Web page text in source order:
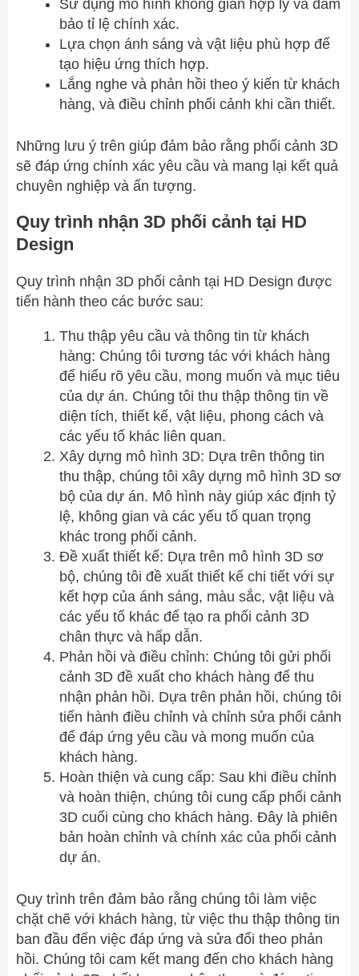
Sử dụng mô hình không gian hợp lý và đảm
bảo tỉ lệ chính xác.
Lựa chọn ánh sáng và vật liệu phù hợp để
tạo hiệu ứng thích hợp.
Lắng nghe và phản hồi theo ý kiến từ khách
hàng, và điều chỉnh phối cảnh khi cần thiết.
Những lưu ý trên giúp đảm bảo rằng phối cảnh 3D
sẽ đáp ứng chính xác yêu cầu và mang lại kết quả
chuyên nghiệp và ấn tượng.
Quy trình nhận 3D phối cảnh tại HD
Design
Quy trình nhận 3D phối cảnh tại HD Design được
tiến hành theo các bước sau:
Thu thập yêu cầu và thông tin từ khách
hàng: Chúng tôi tương tác với khách hàng
để hiểu rõ yêu cầu, mong muốn và mục tiêu
của dự án. Chúng tôi thu thập thông tin về
diện tích, thiết kế, vật liệu, phong cách và
các yếu tố khác liên quan.
Xây dựng mô hình 3D: Dựa trên thông tin
thu thập, chúng tôi xây dựng mô hình 3D sơ
bộ của dự án. Mô hình này giúp xác định tỷ
lệ, không gian và các yếu tố quan trọng
khác trong phối cảnh.
Đề xuất thiết kế: Dựa trên mô hình 3D sơ
bộ, chúng tôi đề xuất thiết kế chi tiết với sự
kết hợp của ánh sáng, màu sắc, vật liệu và
các yếu tố khác để tạo ra phối cảnh 3D
chân thực và hấp dẫn.
Phản hồi và điều chỉnh: Chúng tôi gửi phối
cảnh 3D đề xuất cho khách hàng để thu
nhận phản hồi. Dựa trên phản hồi, chúng tôi
tiến hành điều chỉnh và chỉnh sửa phối cảnh
để đáp ứng yêu cầu và mong muốn của
khách hàng.
Hoàn thiện và cung cấp: Sau khi điều chỉnh
và hoàn thiện, chúng tôi cung cấp phối cảnh
3D cuối cùng cho khách hàng. Đây là phiên
bản hoàn chỉnh và chính xác của phối cảnh
dự án.
Quy trình trên đảm bảo rằng chúng tôi làm việc
chặt chẽ với khách hàng, từ việc thu thập thông tin
ban đầu đến việc đáp ứng và sửa đổi theo phản
hồi. Chúng tôi cam kết mang đến cho khách hàng